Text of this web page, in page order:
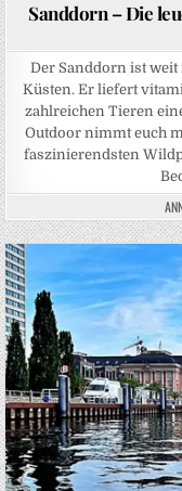
Sanddorn – Die
Der Sanddorn ist weit
Küsten. Er liefert
zahlreichen Tieren
Outdoor nimmt euch
faszinierendsten
Posted in